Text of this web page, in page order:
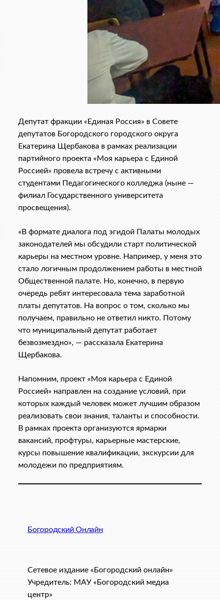
Депутат фракции «Единая Россия» в Совете
депутатов Богородского городского округа
Екатерина Щербакова в рамках реализации
партийного проекта «Моя карьера с Единой
Россией» провела встречу с активными
студентами Педагогического колледжа (ныне —
филиал Государственного университета
просвещения).
«В формате диалога под эгидой Палаты молодых
законодателей мы обсудили старт политической
карьеры на местном уровне. Например, у меня это
стало логичным продолжением работы в местной
Общественной палате. Но, конечно, в первую
очередь ребят интересовала тема заработной
платы депутатов. На вопрос о том, сколько мы
получаем, правильно не ответил никто. Потому
что муниципальный депутат работает
безвозмездно», — рассказала Екатерина
Щербакова.
Напомним, проект «Моя карьера с Единой
Россией» направлен на создание условий, при
которых каждый человек может лучшим образом
реализовать свои знания, таланты и способности.
В рамках проекта организуются ярмарки
вакансий, профтуры, карьерные мастерские,
курсы повышение квалификации, экскурсии для
молодежи по предприятиям.
Богородский Онлайн
Сетевое издание «Богородский онлайн»
Учредитель: МАУ «Богородский медиа
центр»